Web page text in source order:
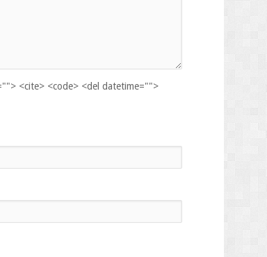
<cite> <code> <del datetime="">